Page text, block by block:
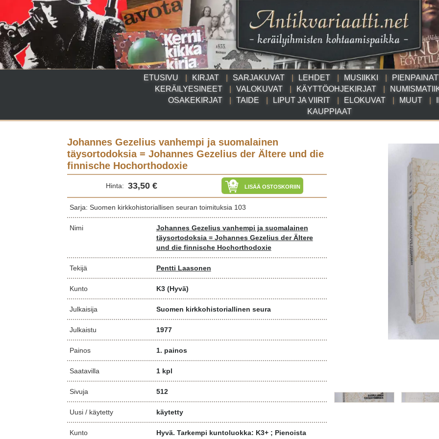
ETUSIVU KIRJAT SARJAKUVAT LEHDET MUSIIKKI
KERÄILYESINEET
VALOKUVAT KÄYTTÖOHJEKIRJAT
OSAKEKIRJAT
TAIDE LIPUT JA VIIRIT ELOKUVAT MUUT
KAUPPIAAT
Johannes Gezelius vanhempi ja suomalainen
täysortodoksia = Johannes Gezelius der Ältere und die
finnische Hochorthodoxie
Hinta: 33,50 € LISÄÄ OSTOSKORIIN
Sarja: Suomen kirkkohistoriallisen seuran toimituksia 103
Nimi
Johannes Gezelius vanhempi ja suomalainen
täysortodoksia = Johannes Gezelius der Ältere
und die finnische Hochorthodoxie
Tekijä Pentti Laasonen
Kunto K3 (Hyvä)
Julkaisija Suomen kirkkohistoriallinen seura
Julkaistu 1977
Painos 1. painos
Saatavilla 1 kpl
Sivuja 512
Uusi / käytetty käytetty
Kunto
Hyvä. Tarkempi kuntoluokka: K3+ ; Pienoista